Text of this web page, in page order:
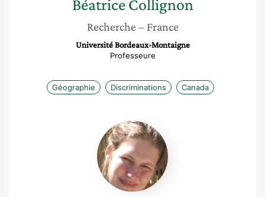
Béatrice Collignon
Recherche – France
Université Bordeaux-Montaigne
Professeure
Géographie Discriminations Canada
Julie
Vallée